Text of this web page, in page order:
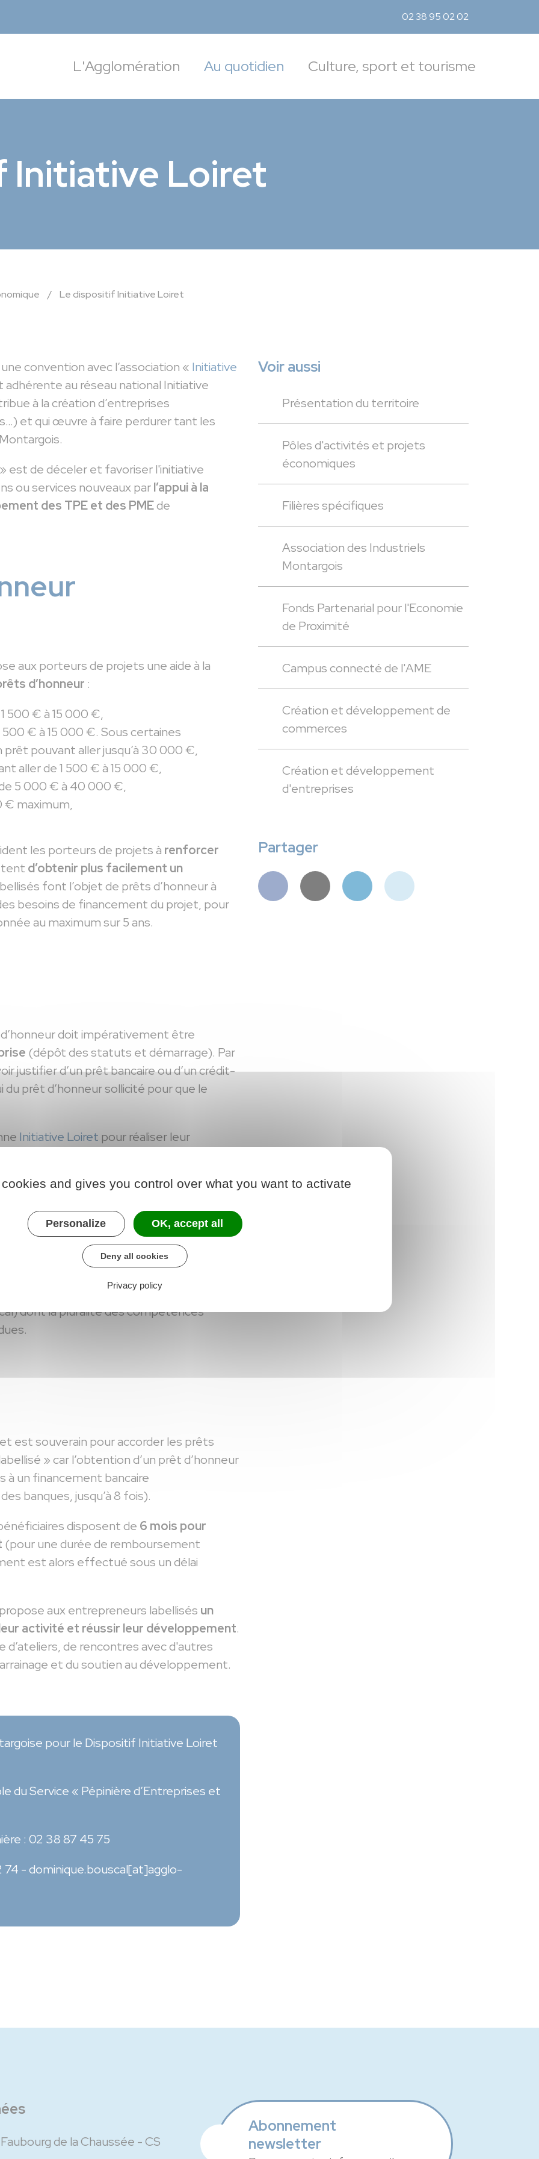
02 38 95 02 02
L'Agglomération Au quotidien Culture, sport et tourisme
Initiative Loiret
/ Le dispositif Initiative Loiret
convention avec l’association « Initiative
adhérente au réseau national Initiative
à la création d’entreprises
et qui œuvre à faire perdurer tant les
est de déceler et favoriser l'initiative
ou services nouveaux parl’appui à la
des TPE et des PMEde
aux porteurs de projets une aide à la
d’honneur :
500 € à 15 000 €,
€ à 15 000 €. Sous certaines
pouvant aller jusqu’à 30 000 €,
aller de 1 500 € à 15 000 €,
5 000 € à 40 000 €,
€ maximum,
les porteurs de projets à renforcer
d’obtenir plus facilement un
font l’objet de prêts d’honneur à
besoins de financement du projet, pour
au maximum sur 5 ans.
doit impérativement être
(dépôt des statuts et démarrage). Par
justifier d’un prêt bancaire ou d’un crédit-
du prêt d’honneur sollicité pour que le
Initiative Loiret pour réaliser leur
une succession de questionnements
notamment financière, du
de prêt d’honneur constituera leur
de l’Agglomération Montargoise viennent
du Comité d’agrément de Montargis (ou
est composé de 12 membres
commerciale, managériale et
dont la pluralité des compétences
est souverain pour accorder les prêts
» car l’obtention d’un prêt d’honneur
à un financement bancaire
banques, jusqu’à 8 fois).
disposent de 6 mois pour
(pour une durée de remboursement
est alors effectué sous un délai
aux entrepreneurs labellisés un
activité et réussir leur développement.
de rencontres avec d'autres
et du soutien au développement.
pour le Dispositif Initiative Loiret
du Service « Pépinière d’Entreprises et
: 02 38 87 45 75
74 -dominique.bouscal[at]agglo-
Voir aussi
Présentation du territoire
Pôles d'activités et projets
économiques
Filières spécifiques
Association des Industriels
Montargois
Fonds Partenarial pour l'Economie
de Proximité
Campus connecté de l'AME
Création et développement de
commerces
Création et développement
d'entreprises
Partager
de la Chaussée - CS
Abonnement
newsletter
and gives you control over what you want to activate
Personalize OK, accept all
Deny all cookies
Privacy policy